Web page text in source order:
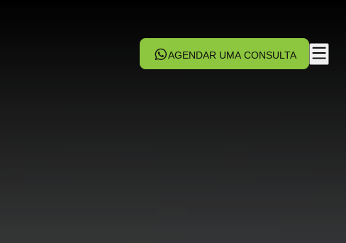
AGENDAR UMA CONSULTA